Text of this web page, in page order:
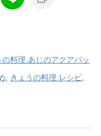
の料理 あじのアクアパッ
きょうの料理 レシピ